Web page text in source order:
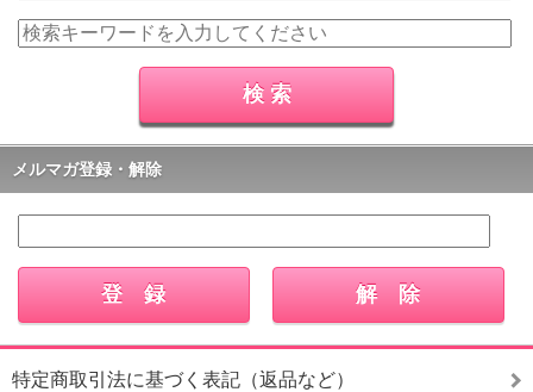
メルマガ登録・解除
特定商取引法に基づく表記（返品など）